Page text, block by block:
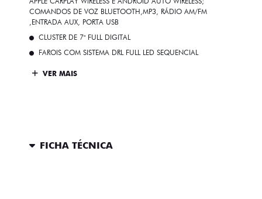
COMANDOS DE VOZ BLUETOOTH,MP3, RÁDIO AM/FM
,ENTRADA AUX, PORTA USB
CLUSTER DE 7" FULL DIGITAL
FAROIS COM SISTEMA DRL FULL LED SEQUENCIAL
VER MAIS
FICHA TÉCNICA